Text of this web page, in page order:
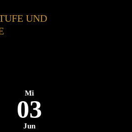
UND
Mi
03
Jun